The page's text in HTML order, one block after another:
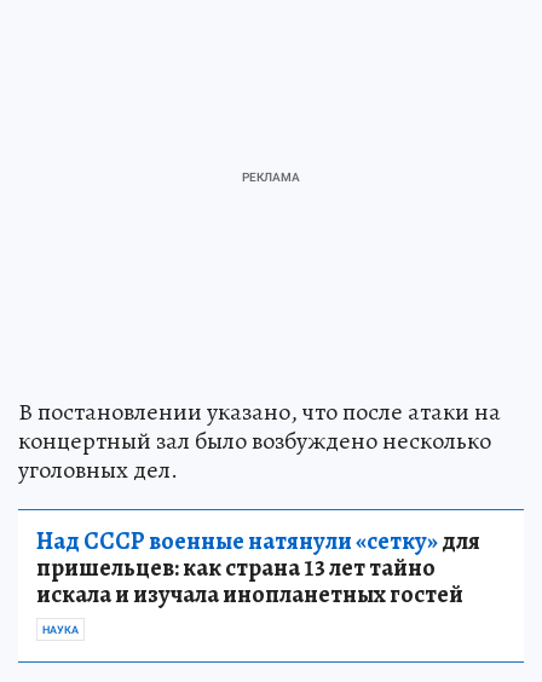
В постановлении указано, что после атаки на
концертный зал было возбуждено несколько
уголовных дел.
Над СССР военные натянули «сетку»для
пришельцев: как страна 13 лет тайно
искала и изучала инопланетных гостей
НАУКА